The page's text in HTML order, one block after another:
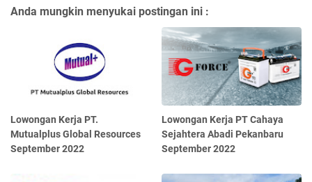
Anda mungkin menyukai postingan ini :
Lowongan Kerja PT.
Mutualplus Global Resources
September 2022
Lowongan Kerja PT Cahaya
Sejahtera Abadi Pekanbaru
September 2022